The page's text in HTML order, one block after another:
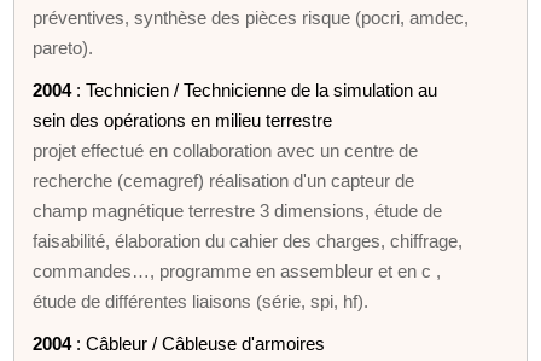
préventives, synthèse des pièces risque (pocri, amdec,
pareto).
2004: Technicien / Technicienne de la simulation au
sein des opérations en milieu terrestre
projet effectué en collaboration avec un centre de
recherche (cemagref) réalisation d'un capteur de
champ magnétique terrestre 3 dimensions, étude de
faisabilité, élaboration du cahier des charges, chiffrage,
commandes…, programme en assembleur et en c ,
étude de différentes liaisons (série, spi, hf).
2004: Câbleur / Câbleuse d'armoires